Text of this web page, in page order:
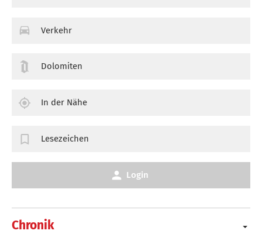
Chronik
Verkehr
Dolomiten
In der Nähe
Lesezeichen
Login